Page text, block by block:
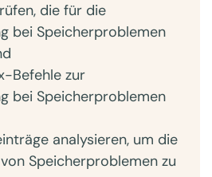
die für die
bei Speicherproblemen
Befehle zur
bei Speicherproblemen
analysieren, um die
Speicherproblemen zu